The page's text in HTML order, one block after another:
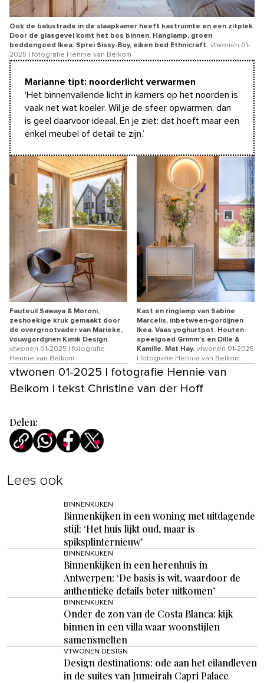
Ook de balustrade in de slaapkamer heeft kastruimte en een zitplek.
Door de glasgevel komt het bos binnen. Hanglamp, groen
beddengoed Ikea. Sprei Sissy-Boy, eiken bed Ethnicraft. vtwonen 01-
2025 | fotografie Hennie van Belkom
Marianne tipt: noorderlicht verwarmen
‘Het binnenvallende licht in kamers op het noorden is
vaak net wat koeler. Wil je de sfeer opwarmen, dan
is geel daarvoor ideaal. En je ziet: dat hoeft maar een
enkel meubel of detail te zijn.’
Fauteuil Sawaya & Moroni,
zeshoekige kruk gemaakt door
de overgrootvader van Marieke,
vouwgordijnen Kimik Design.
vtwonen 01-2025 | fotografie
Hennie van Belkom
Kast en ringlamp van Sabine
Marcelis, inbetween-gordijnen
Ikea. Vaas yoghurtpot. Houten
speelgoed Grimm’s en Dille &
Kamille. Mat Hay. vtwonen 01-2025
| fotografie Hennie van Belkom
vtwonen 01-2025 | fotografie Hennie van
Belkom | tekst Christine van der Hoff
Delen:
Lees ook
BINNENKIJKEN
Binnenkijken in een woning met uitdagende
stijl: ‘Het huis lijkt oud, maar is
spiksplinternieuw’
BINNENKIJKEN
Binnenkijken in een herenhuis in
Antwerpen: ‘De basis is wit, waardoor de
authentieke details beter uitkomen’
BINNENKIJKEN
Onder de zon van de Costa Blanca: kijk
binnen in een villa waar woonstijlen
samensmelten
VTWONEN DESIGN
Design destinations: ode aan het eilandleven
in de suites van Jumeirah Capri Palace